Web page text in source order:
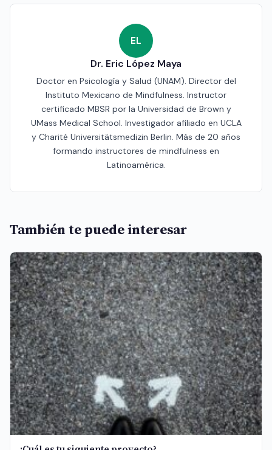
EL
Dr. Eric López Maya
Doctor en Psicología y Salud (UNAM). Director del
Instituto Mexicano de Mindfulness. Instructor
certificado MBSR por la Universidad de Brown y
UMass Medical School. Investigador afiliado en UCLA
y Charité Universitätsmedizin Berlin. Más de 20 años
formando instructores de mindfulness en
Latinoamérica.
También te puede interesar